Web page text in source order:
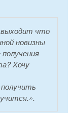
что
новизны
Хочу